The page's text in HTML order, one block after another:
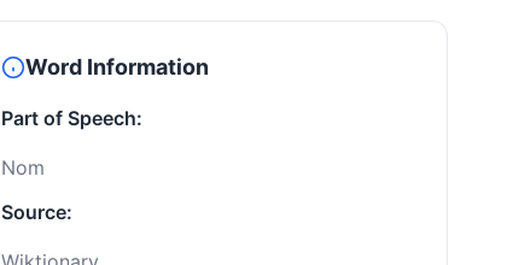
Word Information
Part of Speech:
Nom
Source: